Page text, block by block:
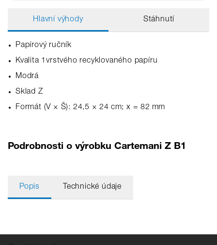
Hlavní výhody Stáhnutí
Papírový ručník
Kvalita 1vrstvého recyklovaného papíru
Modrá
Sklad Z
Formát (V × Š): 24,5 × 24 cm; x = 82 mm
Podrobnosti o výrobku Cartemani Z B1
Popis Technické údaje